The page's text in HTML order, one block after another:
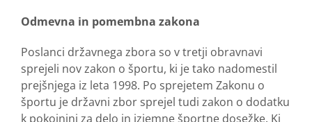
Odmevna in pomembna zakona
Poslanci državnega zbora so v tretji obravnavi
sprejeli nov zakon o športu, ki je tako nadomestil
prejšnjega iz leta 1998. Po sprejetem Zakonu o
športu je državni zbor sprejel tudi zakon o dodatku
k pokojnini za delo in izjemne športne dosežke. Ki